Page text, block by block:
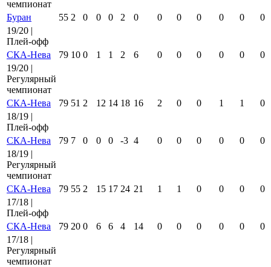
чемпионат
Буран
55 2 0 0 0 2 0 0 0 0 0 0
0
19/20 |
Плей-офф
СКА-Нева
79 10 0 1 1 2 6 0 0 0 0 0
0
19/20 |
Регулярный
чемпионат
СКА-Нева
79 51 2 12 14 18 16 2 0 0 1 1
0
18/19 |
Плей-офф
СКА-Нева
79 7 0 0 0 -3 4 0 0 0 0 0
0
18/19 |
Регулярный
чемпионат
СКА-Нева
79 55 2 15 17 24 21 1 1 0 0 0
0
17/18 |
Плей-офф
СКА-Нева
79 20 0 6 6 4 14 0 0 0 0 0
0
17/18 |
Регулярный
чемпионат